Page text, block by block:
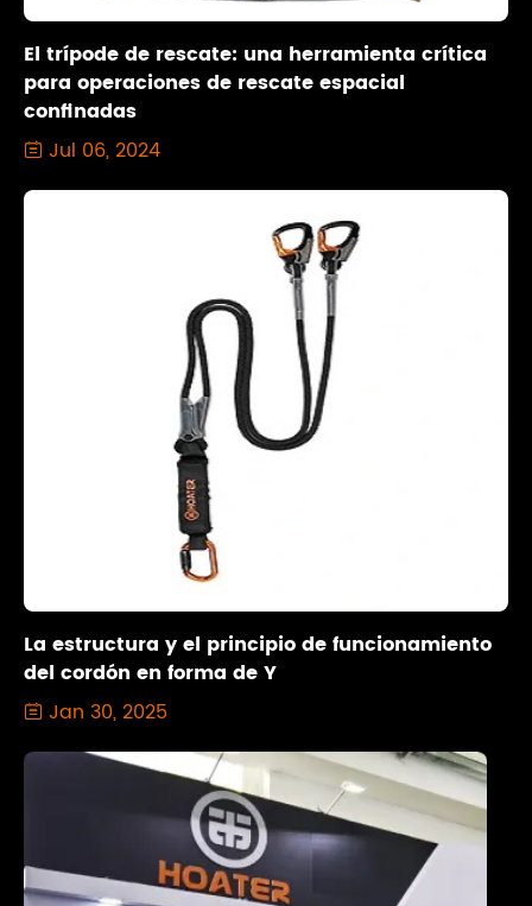
El trípode de rescate: una herramienta crítica
para operaciones de rescate espacial
confinadas
 Jul 06, 2024
La estructura y el principio de funcionamiento
del cordón en forma de Y
 Jan 30, 2025